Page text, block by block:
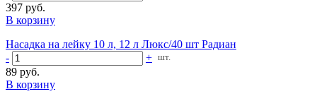
397 руб.
В корзину
Насадка на лейку 10 л, 12 л Люкс/40 шт Радиан
-
+ шт.
89 руб.
В корзину